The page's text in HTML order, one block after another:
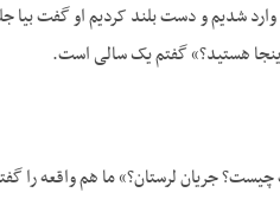
شدیم و دست بلند کردیم او گفت بیا
هستید؟» گفتم یک سالی است.
جریان لرستان؟» ما هم واقعه را